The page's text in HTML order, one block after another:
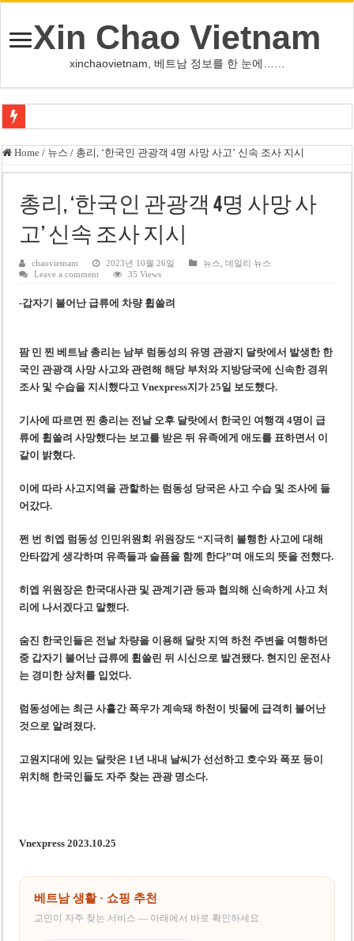
Xin Chao Vietnam
xinchaovietnam, 베트남 정보를 한 눈에……
오덕 목사, 32년 베트남 삶 담은 첫 디카시집 ‘한 컷의 서정’ 출간
베트남 화학·플라스틱 기업 납세 상위 10곳 공개…절반은 국영기업
MWG 대표 “올해 이익 목표 9조2천억동, 2~3개월 조기 달성 자신”
FIFA 인판티노 회장, 유럽 축구계·북미 정치권 불신임 압박 직면
호찌민시, 올해 국경절 연휴 5일 연속 휴무 확정… 8월 29일~9월 2일
우크라이나 전황 1,623일: 키이우, 탄도미사일 요격 실패…드론, 모스크바 집
미 국방부, 육군 참모총장 임명 난항
조세심판원, 배우 유연석 30억 세금 불복 청구 기각
Home / 뉴스 / 총리, ‘한국인 관광객 4명 사망 사고’ 신속 조사 지시
총리, ‘한국인 관광객 4명 사망 사
고’ 신속 조사 지시
chaovietnam 2023년 10월 26일 뉴스 ,데일리 뉴스
Leave a comment
35 Views
-갑자기 불어난 급류에 차량 휩쓸려
팜 민 찐 베트남 총리는 남부 럼동성의 유명 관광지 달랏에서 발생한 한
국인 관광객 사망 사고와 관련해 해당 부처와 지방당국에 신속한 경위
조사 및 수습을 지시했다고 Vnexpress지가 25일 보도했다.
기사에 따르면 찐 총리는 전날 오후 달랏에서 한국인 여행객 4명이 급
류에 휩쓸려 사망했다는 보고를 받은 뒤 유족에게 애도를 표하면서 이
같이 밝혔다.
이에 따라 사고지역을 관할하는 럼동성 당국은 사고 수습 및 조사에 들
어갔다.
쩐 번 히엡 럼동성 인민위원회 위원장도 “지극히 불행한 사고에 대해
안타깝게 생각하며 유족들과 슬픔을 함께 한다”며 애도의 뜻을 전했다.
히엡 위원장은 한국대사관 및 관계기관 등과 협의해 신속하게 사고 처
리에 나서겠다고 말했다.
숨진 한국인들은 전날 차량을 이용해 달랏 지역 하천 주변을 여행하던
중 갑자기 불어난 급류에 휩쓸린 뒤 시신으로 발견됐다. 현지인 운전사
는 경미한 상처를 입었다.
럼동성에는 최근 사흘간 폭우가 계속돼 하천이 빗물에 급격히 불어난
것으로 알려졌다.
고원지대에 있는 달랏은 1년 내내 날씨가 선선하고 호수와 폭포 등이
위치해 한국인들도 자주 찾는 관광 명소다.
Vnexpress 2023.10.25
베트남 생활 · 쇼핑 추천
교민이 자주 찾는 서비스 — 아래에서 바로 확인하세요